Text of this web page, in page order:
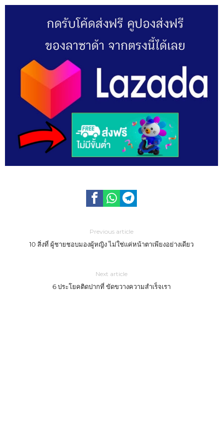
Previous article
10 สิ่งที่ ผู้ชายชอบมองผู้หญิง ไม่ใช่แค่หน้าตาเพียงอย่างเดียว
Next article
6 ประโยคติดปากที่ ขัดขวางความสำเร็จเรา